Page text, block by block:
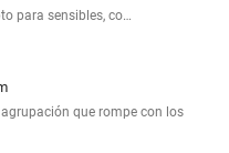
para sensibles, co…
agrupación que rompe con los